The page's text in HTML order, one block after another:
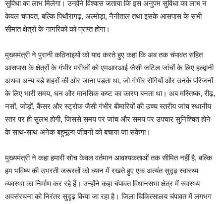
सुविधा का लाभ मिलेगा। उन्होंने विश्वास जताया कि इस अनुपम सुविधा का लाभ न
केवल चंपावत, बल्कि पिथौरागढ़, अल्मोड़ा, नैनीताल तथा इसके आसपास के सभी
सीमांत क्षेत्रों के नागरिकों को प्राप्त होगा।
मुख्यमंत्री ने पुरानी कठिनाइयों को याद करते हुए कहा कि अब तक चंपावत सहित
आसपास के क्षेत्रों के गंभीर मरीजों को एमआरआई जैसी जटिल जांचों के लिए हल्द्वानी
अथवा अन्य बड़े शहरों की ओर जाना पड़ता था, जो गंभीर रोगियों और उनके परिजनों
के लिए भारी समय, धन और मानसिक कष्ट का कारण बनता था। अब मस्तिष्क, रीढ़,
नसों, जोड़ों, कैंसर और स्ट्रोक जैसी गंभीर बीमारियों की उच्च स्तरीय जांच स्थानीय
स्तर पर ही सुलभ होगी, जिससे समय पर जांच और समय पर उपचार सुनिश्चित होने
के साथ-साथ अनेक बहुमूल्य जीवनों को बचाया जा सकेगा।
मुख्यमंत्री ने कहा हमारी सोच केवल वर्तमान आवश्यकताओं तक सीमित नहीं है, बल्कि
हम भविष्य की उभरती जरूरतों को ध्यान में रखते हुए एक अत्यंत सुदृढ़ स्वास्थ्य
व्यवस्था का निर्माण कर रहे हैं। उन्होंने कहा चंपावत विधानसभा क्षेत्र में स्वास्थ्य
अवसंरचना को निरंतर सुदृढ़ किया जा रहा है। जिला चिकित्सालय चंपावत में लगभग